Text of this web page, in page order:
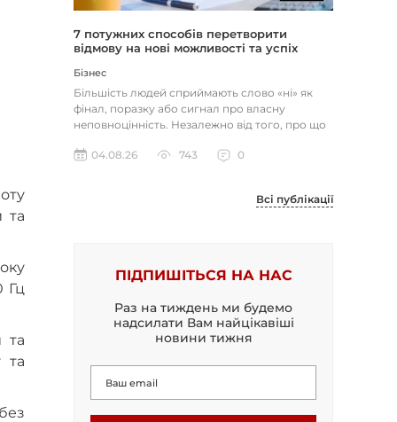
та
Гц
та
та
7 потужних способів перетворити
відмову на нові можливості та успіх
Бізнес
Більшість людей сприймають слово «ні» як
фінал, поразку або сигнал про власну
неповноцінність. Незалежно від того, про що
04.08.26
743 0
Всі публікації
ПІДПИШІТЬСЯ НА НАС
Раз на тиждень ми будемо
надсилати Вам найцікавіші
новини тижня